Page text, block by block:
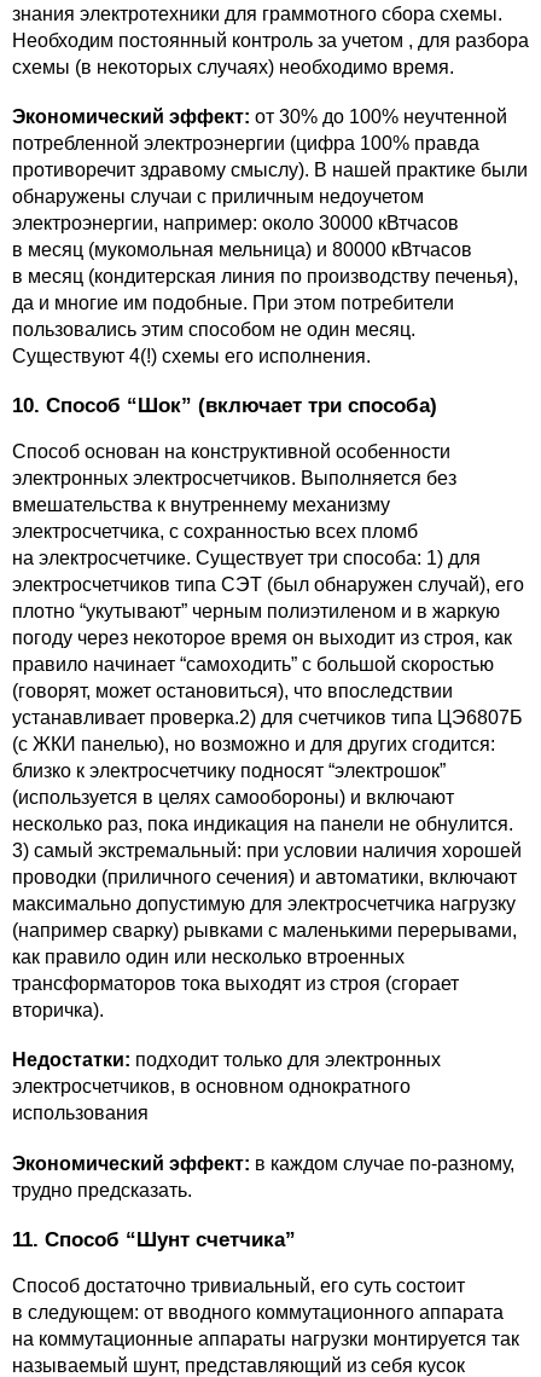
знания электротехники для граммотного сбора схемы.
Необходим постоянный контроль за учетом , для разбора
схемы (в некоторых случаях) необходимо время.
Экономический эффект: от 30% до 100% неучтенной
потребленной электроэнергии (цифра 100% правда
противоречит здравому смыслу). В нашей практике были
обнаружены случаи с приличным недоучетом
электроэнергии, например: около 30000 кВтчасов
в месяц (мукомольная мельница) и 80000 кВтчасов
в месяц (кондитерская линия по производству печенья),
да и многие им подобные. При этом потребители
пользовались этим способом не один месяц.
Существуют 4(!) схемы его исполнения.
10. Способ “Шок” (включает три способа)
Способ основан на конструктивной особенности
электронных электросчетчиков. Выполняется без
вмешательства к внутреннему механизму
электросчетчика, с сохранностью всех пломб
на электросчетчике. Существует три способа: 1) для
электросчетчиков типа СЭТ (был обнаружен случай), его
плотно “укутывают” черным полиэтиленом и в жаркую
погоду через некоторое время он выходит из строя, как
правило начинает “самоходить” с большой скоростью
(говорят, может остановиться), что впоследствии
устанавливает проверка.2) для счетчиков типа ЦЭ6807Б
(с ЖКИ панелью), но возможно и для других сгодится:
близко к электросчетчику подносят “электрошок”
(используется в целях самообороны) и включают
несколько раз, пока индикация на панели не обнулится.
3) самый экстремальный: при условии наличия хорошей
проводки (приличного сечения) и автоматики, включают
максимально допустимую для электросчетчика нагрузку
(например сварку) рывками с маленькими перерывами,
как правило один или несколько втроенных
трансформаторов тока выходят из строя (сгорает
вторичка).
Недостатки: подходит только для электронных
электросчетчиков, в основном однократного
использования
Экономический эффект: в каждом случае по-разному,
трудно предсказать.
11. Способ “Шунт счетчика”
Способ достаточно тривиальный, его суть состоит
в следующем: от вводного коммутационного аппарата
на коммутационные аппараты нагрузки монтируется так
называемый шунт, представляющий из себя кусок